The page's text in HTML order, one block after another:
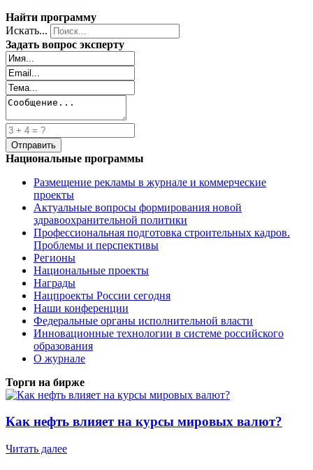
Найти программу
Искать...
Задать вопрос эксперту
Национальные программы
Размещение рекламы в журнале и коммерческие
проекты
Актуальные вопросы формирования новой
здравоохранительной политики
Профессиональная подготовка строительных кадров.
Проблемы и перспективы
Регионы
Национальные проекты
Награды
Нацпроекты России сегодня
Наши конференции
Федеральные органы исполнительной власти
Инновационные технологии в системе российского
образования
О журнале
Торги на бирже
Как нефть влияет на курсы мировых валют?
Читать далее